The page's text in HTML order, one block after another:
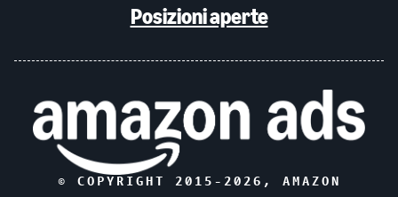
Posizioni aperte
© COPYRIGHT 2015- 2026 , AMAZON